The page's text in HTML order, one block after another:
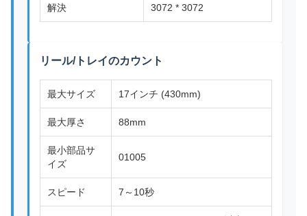
解決 3072 * 3072
リール/トレイのカウント
最大サイズ 17インチ (430mm)
最大厚さ 88mm
最小部品サ
イズ
01005
スピード 7～10秒